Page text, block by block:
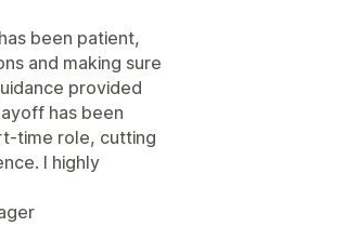
been patient,
and making sure
provided
has been
time role, cutting
I highly